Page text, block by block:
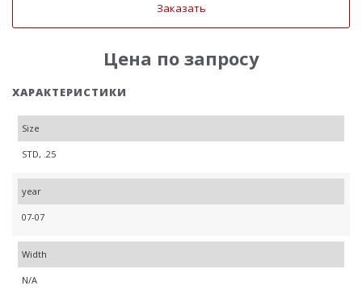
Заказать
Цена по запросу
ХАРАКТЕРИСТИКИ
Size
STD, .25
year
07-07
Width
N/A